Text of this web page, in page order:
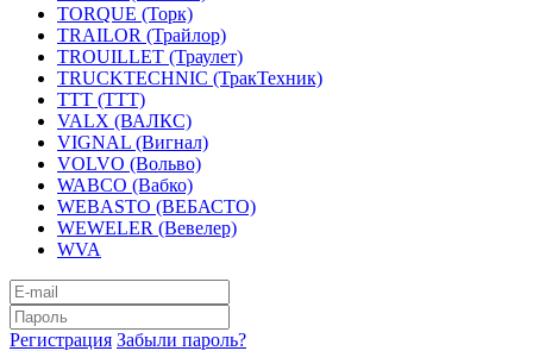
TORQUE (Торк)
TRAILOR (Трайлор)
TROUILLET (Траулет)
TRUCKTECHNIC (ТракТехник)
TTT (ТТТ)
VALX (ВАЛКС)
VIGNAL (Вигнал)
VOLVO (Вольво)
WABCO (Вабко)
WEBASTO (ВЕБАСТО)
WEWELER (Вевелер)
WVA
Регистрация Забыли пароль?